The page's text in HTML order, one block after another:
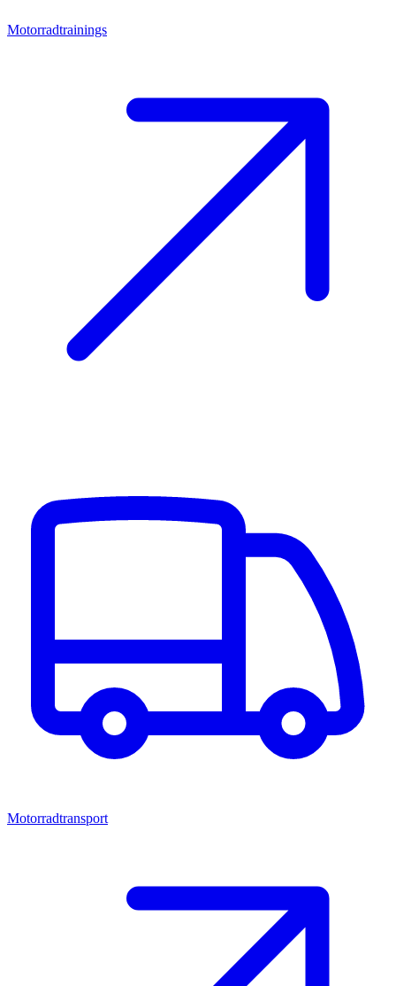
Motorradtrainings
Motorradtransport